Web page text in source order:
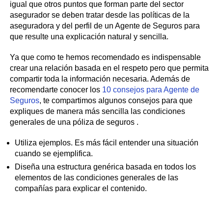
igual que otros puntos que forman parte del sector
asegurador se deben tratar desde las políticas de la
aseguradora y del perfil de un Agente de Seguros para
que resulte una explicación natural y sencilla.
Ya que como te hemos recomendado es indispensable
crear una relación basada en el respeto pero que permita
compartir toda la información necesaria. Además de
recomendarte conocer los 10 consejos para Agente de
Seguros, te compartimos algunos consejos para que
expliques de manera más sencilla las condiciones
generales de una póliza de seguros .
Utiliza ejemplos. Es más fácil entender una situación
cuando se ejemplifica.
Diseña una estructura genérica basada en todos los
elementos de las condiciones generales de las
compañías para explicar el contenido.